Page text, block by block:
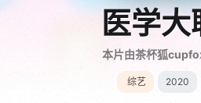
医学大
本片由茶杯狐
综艺 2020